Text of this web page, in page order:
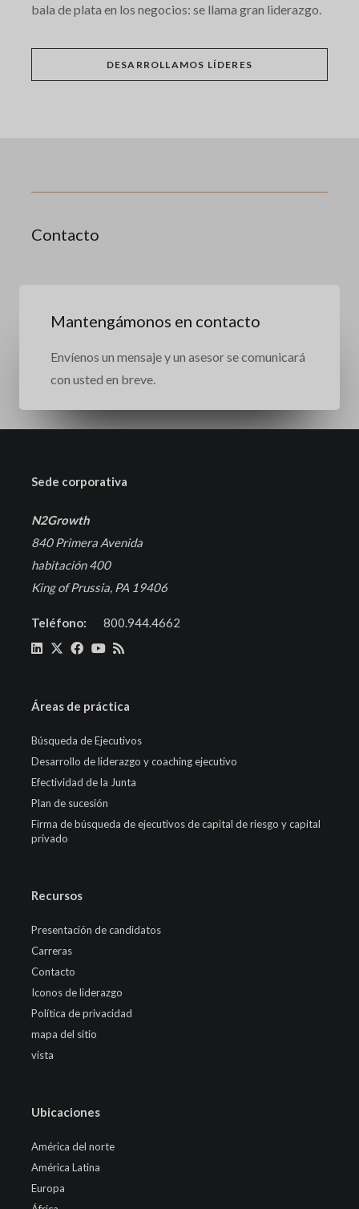
bala de plata en los negocios: se llama gran liderazgo.
DESARROLLAMOS LÍDERES
Contacto
Mantengámonos en contacto
Envíenos un mensaje y un asesor se comunicará
con usted en breve.
Sede corporativa
N2Growth
840 Primera Avenida
habitación 400
King of Prussia, PA 19406
Teléfono: 800.944.4662
Áreas de práctica
Búsqueda de Ejecutivos
Desarrollo de liderazgo y coaching ejecutivo
Efectividad de la Junta
Plan de sucesión
Firma de búsqueda de ejecutivos de capital de riesgo y capital
privado
Recursos
Presentación de candidatos
Carreras
Contacto
Iconos de liderazgo
Política de privacidad
mapa del sitio
vista
Ubicaciones
América del norte
América Latina
Europa